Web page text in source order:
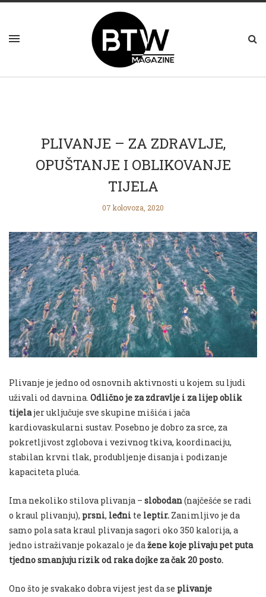
PLIVANJE – ZA ZDRAVLJE,
OPUŠTANJE I OBLIKOVANJE
TIJELA
07 kolovoza, 2020
Plivanje je jedno od osnovnih aktivnosti u kojem su ljudi
uživali od davnina. Odlično je za zdravlje i za lijep oblik
tijelajer uključuje sve skupine mišića i jača
kardiovaskularni sustav. Posebno je dobro za srce, za
pokretljivost zglobova i vezivnog tkiva, koordinaciju,
stabilan krvni tlak, produbljenje disanja i podizanje
kapaciteta pluća.
Ima nekoliko stilova plivanja – slobodan(najčešće se radi
o kraul plivanju), prsni, leđni te leptir. Zanimljivo je da
samo pola sata kraul plivanja sagori oko 350 kalorija, a
jedno istraživanje pokazalo je dažene koje plivaju pet puta
tjedno smanjuju rizik od raka dojke za čak 20 posto.
Ono što je svakako dobra vijest jest da se plivanje